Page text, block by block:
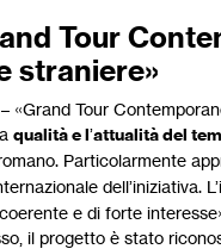
Tour
straniere»
«Grand Tour
qualità e l’attualità del
Particolarmente
dell’iniziativa.
e di forte
il progetto è stato